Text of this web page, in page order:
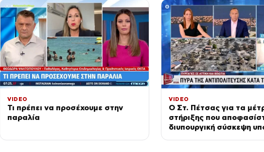
VIDEO
Τι πρέπει να προσέχουμε στην
παραλία
VIDEO
Ο Στ. Πέτσας για τα
στήριξης που
διυπουργική σύσκεψη